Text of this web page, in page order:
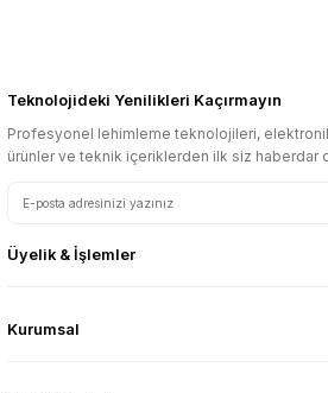
Teknolojideki Yenilikleri Kaçırmayın
Profesyonel lehimleme teknolojileri,
ürünler ve teknik içeriklerden ilk siz haberdar
Üyelik & İşlemler
Kurumsal